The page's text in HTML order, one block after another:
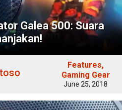
Galea 500: Suara
Features
Gaming Gear
June 25, 2018